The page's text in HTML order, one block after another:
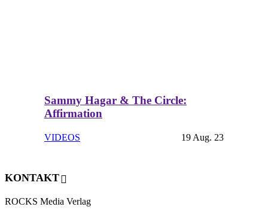
Sammy Hagar & The Circle:
Affirmation
VIDEOS 19 Aug. 23
KONTAKT
ROCKS Media Verlag